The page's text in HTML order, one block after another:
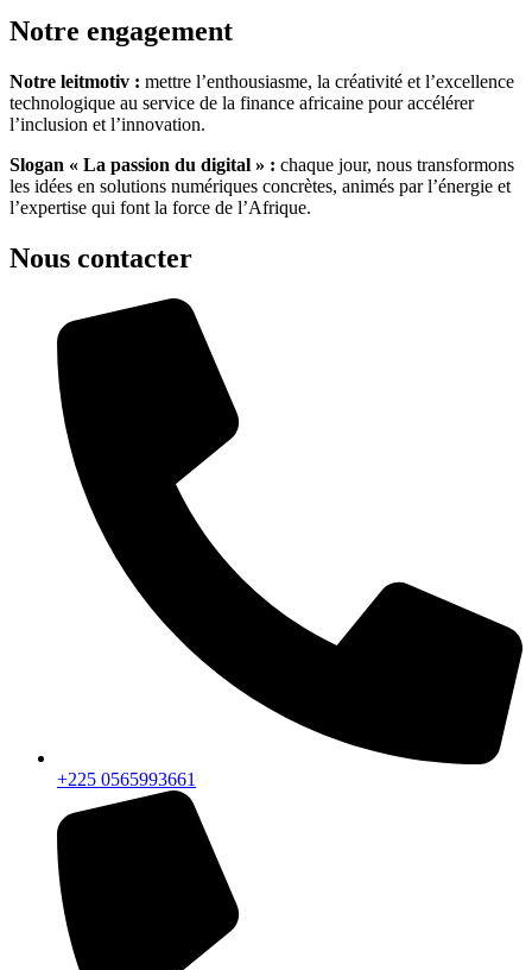
Notre engagement
Notre leitmotiv : mettre l’enthousiasme, la créativité et l’excellence
technologique au service de la finance africaine pour accélérer
l’inclusion et l’innovation.
Slogan « La passion du digital » : chaque jour, nous transformons
les idées en solutions numériques concrètes, animés par l’énergie et
l’expertise qui font la force de l’Afrique.
Nous contacter
+225 0565993661